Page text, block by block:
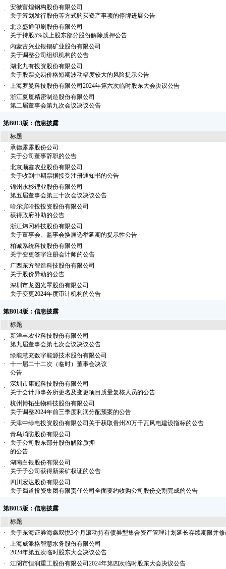
·
安徽富煌钢构股份有限公司
关于筹划发行股份等方式购买资产事项的停牌进展公告
·
北京盛通印刷股份有限公司
关于持股5%以上股东部分股份解除质押公告
·
内蒙古兴业银锡矿业股份有限公司
关于调整公司组织机构的公告
·
湖北九有投资股份有限公司
关于股票交易价格短期波动幅度较大的风险提示公告
·
上海罗曼科技股份有限公司2024年第六次临时股东大会决议公告
·
浙江夏厦精密制造股份有限公司
第二届董事会第九次会议决议公告
第B013版：信息披露
标题
·
承德露露股份公司
关于公司董事辞职的公告
·
北京顺鑫农业股份有限公司
关于收到中期票据接受注册通知书的公告
·
锦州永杉锂业股份有限公司
第五届董事会第三十次会议决议公告
·
哈尔滨哈投投资股份有限公司
获得政府补助的公告
·
浙江炜冈科技股份有限公司
关于董事会、监事会换届选举延期的提示性公告
·
柏诚系统科技股份有限公司
关于变更签字注册会计师的公告
·
广西东方智造科技股份有限公司
关于股价异动的公告
·
深圳市龙图光罩股份有限公司
关于变更2024年度审计机构的公告
第B014版：信息披露
标题
·
新洋丰农业科技股份有限公司
第九届董事会第七次会议决议公告
·
绿能慧充数字能源技术股份有限公司
十一届二十二次（临时）董事会决议
公告
·
深圳市康冠科技股份有限公司
关于会计师事务所更名及变更项目质量复核人员的公告
·
杭州博拓生物科技股份有限公司
关于调整2024年前三季度利润分配预案的公告
·
天津中绿电投资股份有限公司关于获取贵州20万千瓦风电建设指标的公告
·
青鸟消防股份有限公司
关于公司股东部分股份解除质押
的公告
·
湖南白银股份有限公司
关于子公司获得新采矿权证的公告
·
四川宏达股份有限公司
关于蜀道投资集团有限责任公司全面要约收购公司股份交割完成的公告
第B015版：信息披露
标题
·
关于东海证券海鑫双悦3个月滚动持有债券型集合资产管理计划延长存续期限并
·
上海威派格智慧水务股份有限公司
2024年第五次临时股东大会决议公告
·
江阴市恒润重工股份有限公司2024年第四次临时股东大会决议公告